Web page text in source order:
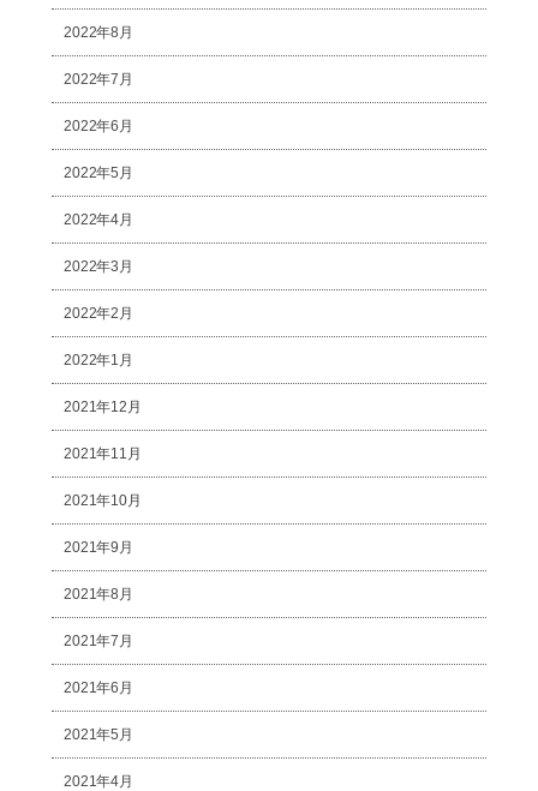
2022年8月
2022年7月
2022年6月
2022年5月
2022年4月
2022年3月
2022年2月
2022年1月
2021年12月
2021年11月
2021年10月
2021年9月
2021年8月
2021年7月
2021年6月
2021年5月
2021年4月